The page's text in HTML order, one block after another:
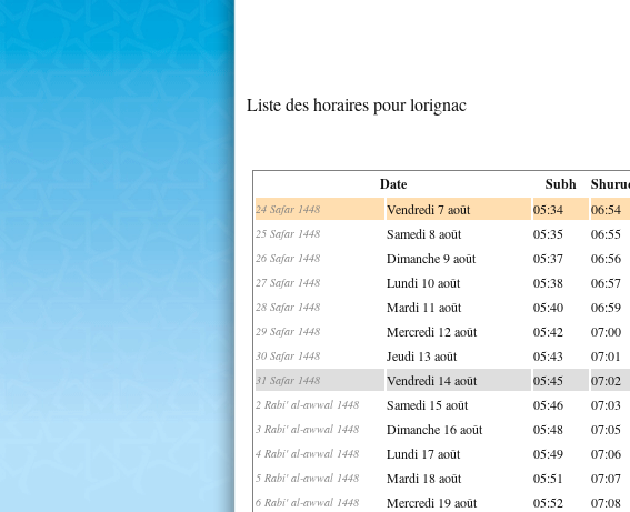
Liste des horaires pour lorignac
Date Subh
24 Safar 1448 Vendredi 7 août 05:34 06:54
25 Safar 1448 Samedi 8 août 05:35 06:55
26 Safar 1448 Dimanche 9 août 05:37 06:56
27 Safar 1448 Lundi 10 août 05:38 06:57
28 Safar 1448 Mardi 11 août 05:40 06:59
29 Safar 1448 Mercredi 12 août 05:42 07:00
30 Safar 1448 Jeudi 13 août 05:43 07:01
31 Safar 1448 Vendredi 14 août 05:45 07:02
2 Rabi' al-awwal 1448 Samedi 15 août 05:46 07:03
3 Rabi' al-awwal 1448 Dimanche 16 août 05:48 07:05
4 Rabi' al-awwal 1448 Lundi 17 août 05:49 07:06
5 Rabi' al-awwal 1448 Mardi 18 août 05:51 07:07
6 Rabi' al-awwal 1448 Mercredi 19 août 05:52 07:08